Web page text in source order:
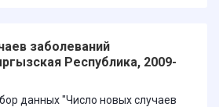
заболеваний
Республика, 2009-
данных "Число новых случаев